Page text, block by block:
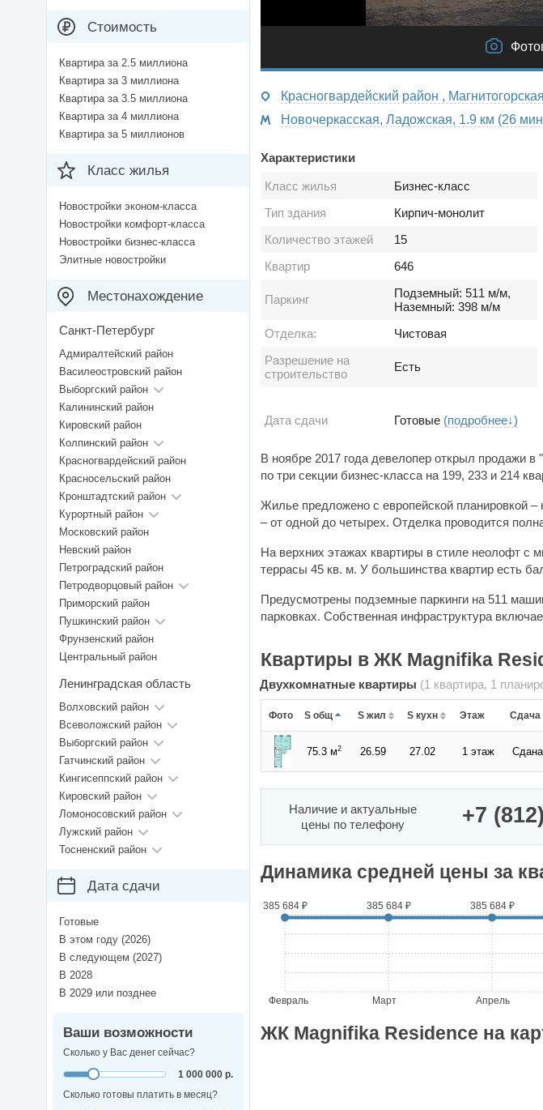
Красногвардейский район , Магнитогорская
Новочеркасская, Ладожская,
Характеристики
Класс жилья
Бизнес-класс
Тип здания
Кирпич-монолит
Количество этажей
15
Квартир
646
Паркинг
Подземный: 511 м/м,
Наземный: 398 м/м
Отделка:
Чистовая
Разрешение на
строительство
Есть
Дата сдачи Готовые (подробнее↓)
В ноябре 2017 года девелопер открыл продажи в
по три секции бизнес-класса на
Жилье предложено с европейской планировкой
– от одной до четырех. Отделка проводится
На верхних этажах квартиры в стиле неолофт с
террасы 45 кв. м. У большинства квартир есть
Предусмотрены подземные паркинги на 511 машиномест и еще 398 обустроят на открытых
парковках. Собственная инфраструктура
Квартиры в ЖК Magnifika
Двухкомнатные квартиры (1 квартира, 1
Фото S общ S жил S кухн Этаж Сдача
75.3 м2 26.59 27.02 1 этаж Сдана
Наличие и актуальные
цены по телефону
+7
Динамика средней цены за
385 684 ₽ 385 684 ₽ 385 684 ₽
Февраль Март Апрель
ЖК Magnifika Residence на
Стоимость
Квартира за 2.5 миллиона
Квартира за 3 миллиона
Квартира за 3.5 миллиона
Квартира за 4 миллиона
Квартира за 5 миллионов
Класс жилья
Новостройки эконом-класса
Новостройки комфорт-класса
Новостройки бизнес-класса
Элитные новостройки
Местонахождение
Санкт-Петербург
Адмиралтейский район
Василеостровский район
Выборгский район
Калининский район
Кировский район
Колпинский район
Красногвардейский район
Красносельский район
Кронштадтский район
Курортный район
Московский район
Невский район
Петроградский район
Петродворцовый район
Приморский район
Пушкинский район
Фрунзенский район
Центральный район
Ленинградская область
Волховский район
Всеволожский район
Выборгский район
Гатчинский район
Кингисеппский район
Кировский район
Ломоносовский район
Лужский район
Тосненский район
Дата сдачи
Готовые
В этом году (2026)
В следующем (2027)
В 2028
В 2029 или позднее
Ваши возможности
Сколько у Вас денег сейчас?
1 000 000 р.
Сколько готовы платить в месяц?